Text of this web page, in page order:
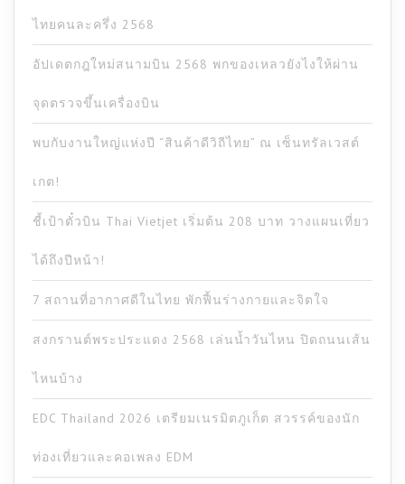
ไทยคนละครึ่ง 2568
อัปเดตกฎใหม่สนามบิน 2568 พกของเหลวยังไงให้ผ่าน
จุดตรวจขึ้นเครื่องบิน
พบกับงานใหญ่แห่งปี “สินค้าดีวิถีไทย” ณ เซ็นทรัลเวสต์
เกต!
ชี้เป้าตั๋วบิน Thai Vietjet เริ่มต้น 208 บาท วางแผนเที่ยว
ได้ถึงปีหน้า!
7 สถานที่อากาศดีในไทย พักฟื้นร่างกายและจิตใจ
สงกรานต์พระประแดง 2568 เล่นน้ำวันไหน ปิดถนนเส้น
ไหนบ้าง
EDC Thailand 2026 เตรียมเนรมิตภูเก็ต สวรรค์ของนัก
ท่องเที่ยวและคอเพลง EDM